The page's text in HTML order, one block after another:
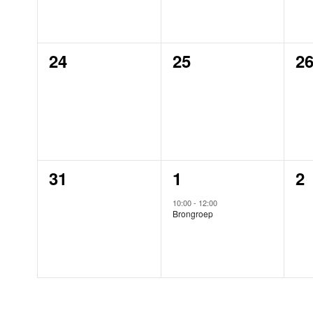
0
24
0
25
0
26
0
31
1
evenement,
1
10:00- 12:00
Brongroep
0
2